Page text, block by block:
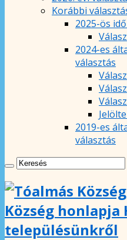
Korábbi
2025-ös
2024-es
választás
2019-es
választás
Község
településünkről